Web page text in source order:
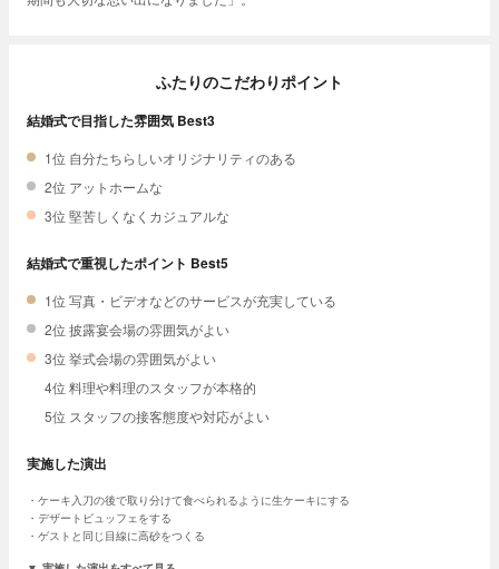
ふたりのこだわりポイント
結婚式で目指した雰囲気 Best3
1位 自分たちらしいオリジナリティのある
2位 アットホームな
3位 堅苦しくなくカジュアルな
結婚式で重視したポイント Best5
1位 写真・ビデオなどのサービスが充実している
2位 披露宴会場の雰囲気がよい
3位 挙式会場の雰囲気がよい
4位 料理や料理のスタッフが本格的
5位 スタッフの接客態度や対応がよい
実施した演出
ケーキ入刀の後で取り分けて食べられるように生ケーキにする
デザートビュッフェをする
ゲストと同じ目線に高砂をつくる